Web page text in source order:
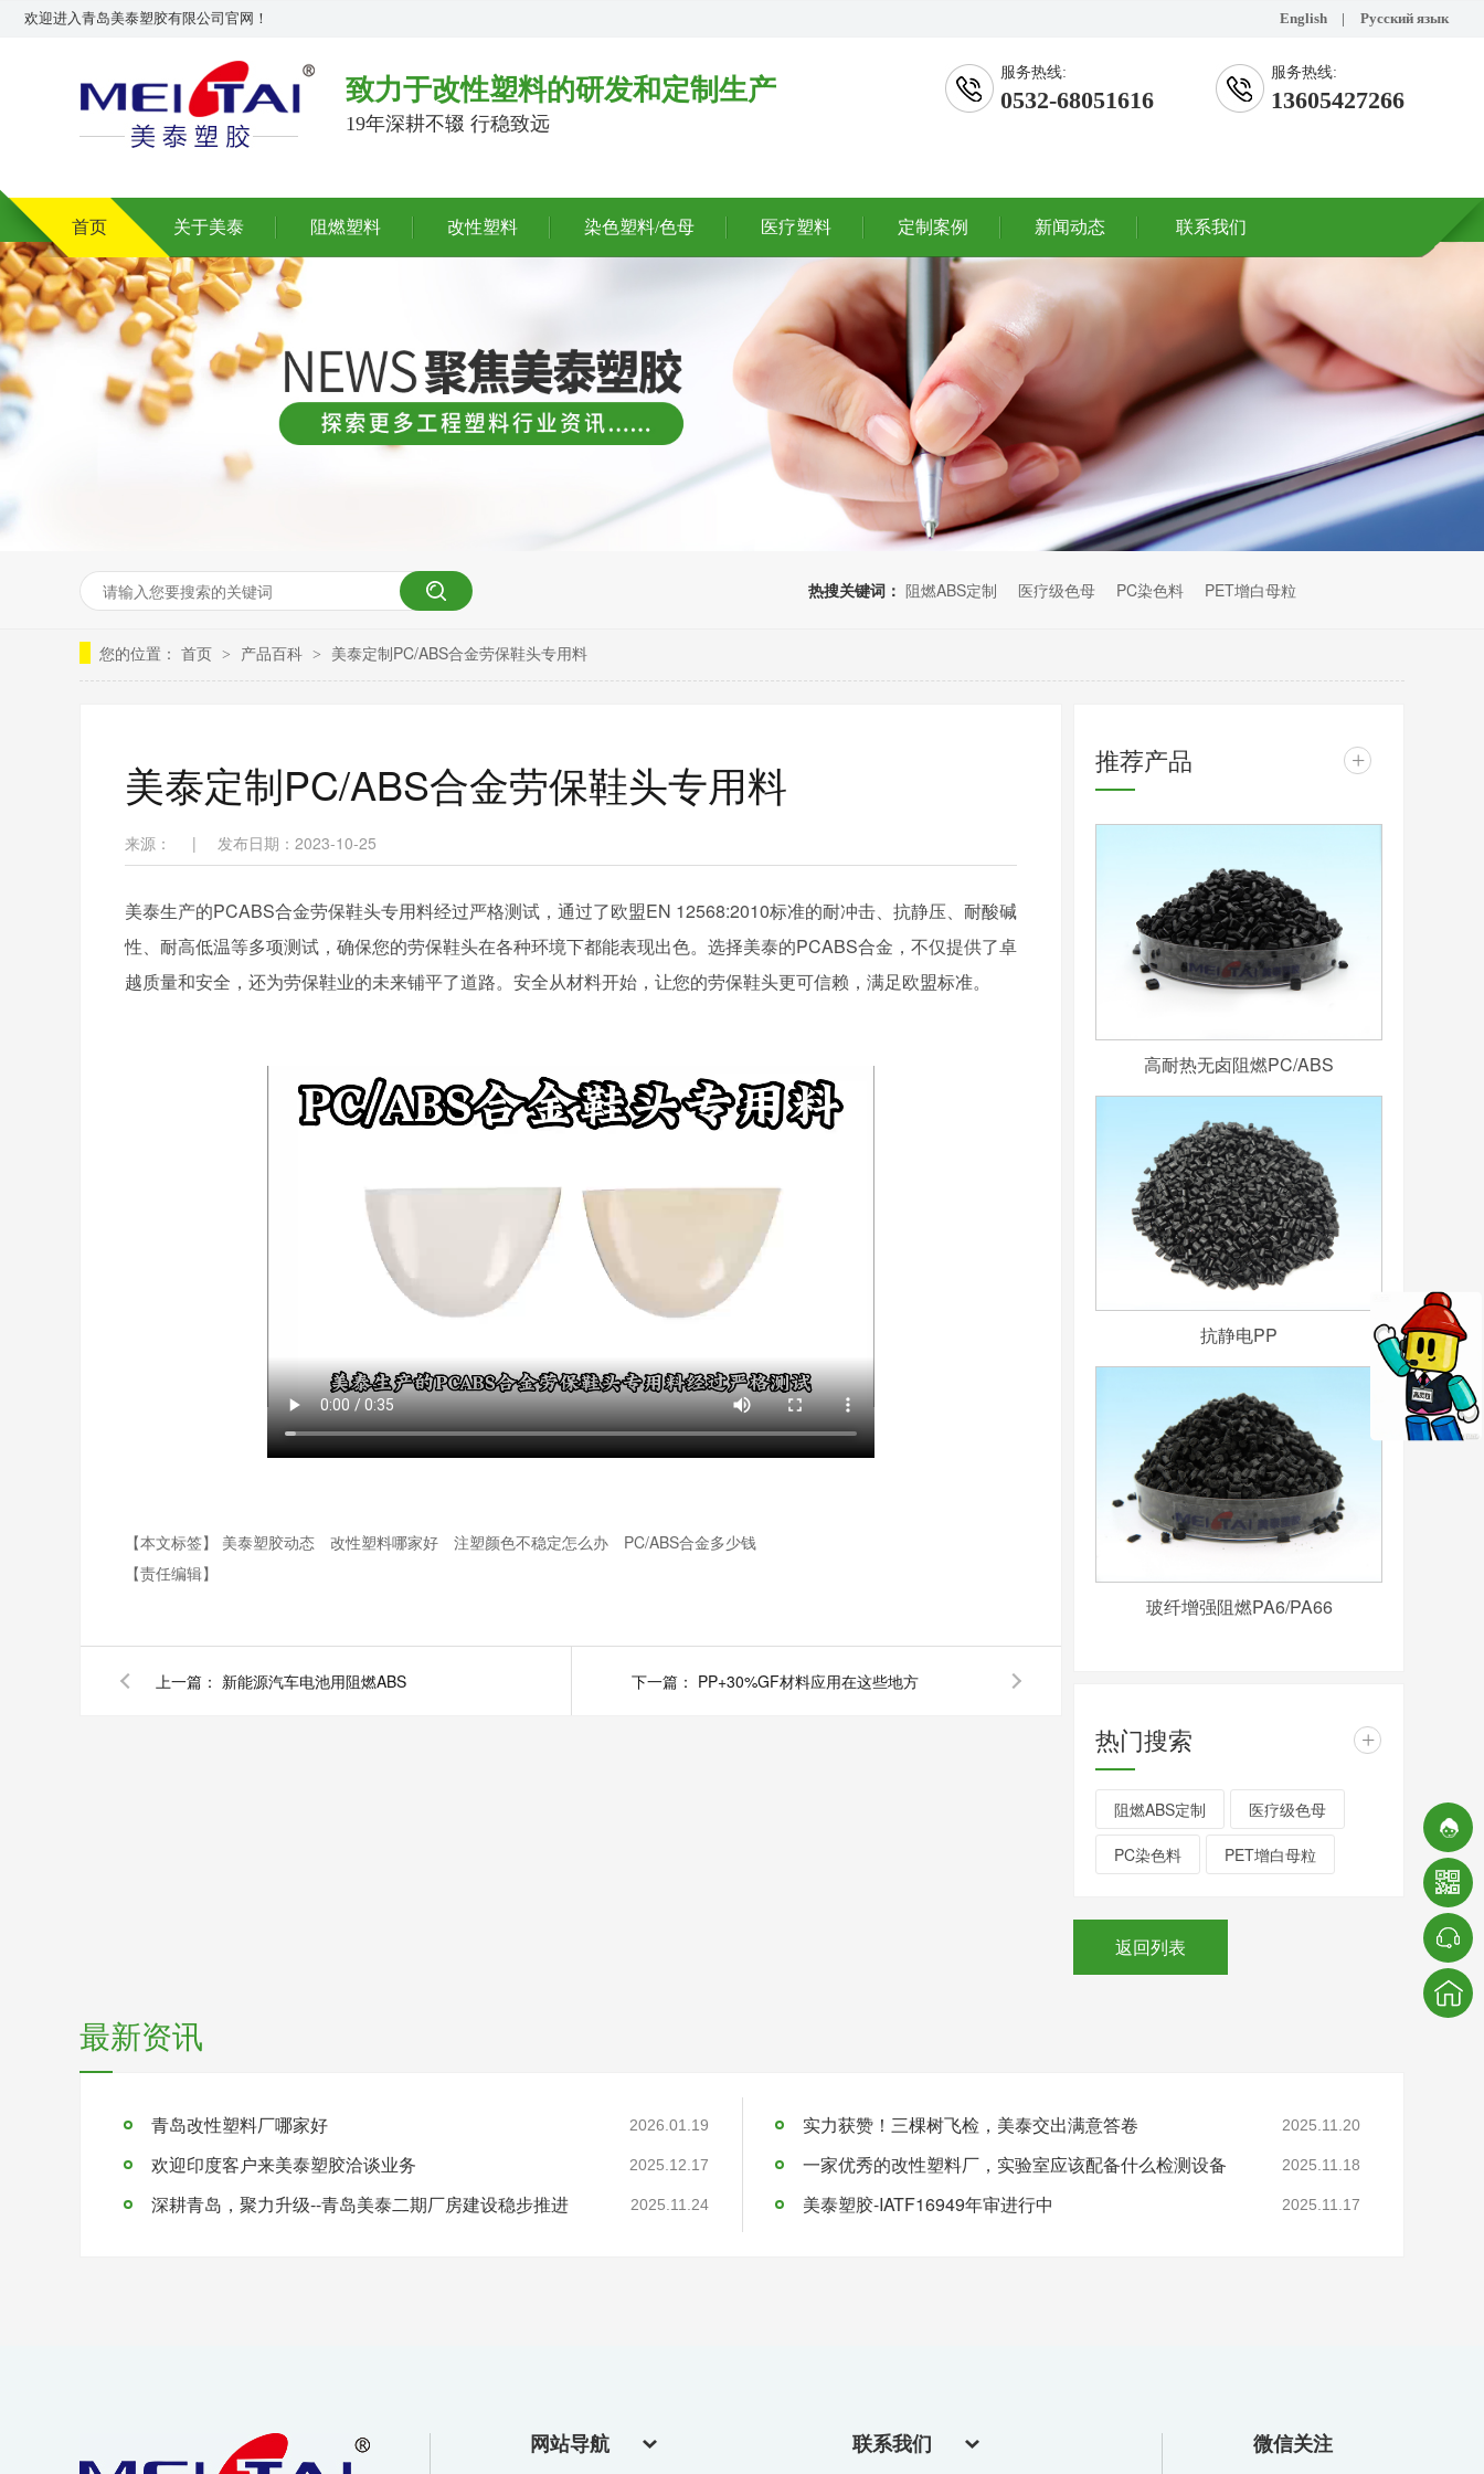
欢迎进入青岛美泰塑胶有限公司官网！ English | Русский язык
致力于改性塑料的研发和定制生产
19年深耕不辍 行稳致远
服务热线:
0532-68051616
服务热线:
13605427266
首页 关于美泰 阻燃塑料 改性塑料 染色塑料/色母 医疗塑料 定制案例 新闻动态 联系我们
热搜关键词： 阻燃ABS定制 医疗级色母 PC染色料 PET增白母粒
您的位置： 首页 > 产品百科 > 美泰定制PC/ABS合金劳保鞋头专用料
美泰定制PC/ABS合金劳保鞋头专用料
来源： | 发布日期：2023-10-25
美泰生产的PCABS合金劳保鞋头专用料经过严格测试，通过了欧盟EN 12568:2010标准的耐冲击、抗静压、耐酸碱
性、耐高低温等多项测试，确保您的劳保鞋头在各种环境下都能表现出色。选择美泰的PCABS合金，不仅提供了卓
越质量和安全，还为劳保鞋业的未来铺平了道路。安全从材料开始，让您的劳保鞋头更可信赖，满足欧盟标准。
【本文标签】 美泰塑胶动态 改性塑料哪家好 注塑颜色不稳定怎么办
PC/ABS合金多少钱
【责任编辑】
上一篇： 新能源汽车电池用阻燃ABS 下一篇： PP+30%GF材料应用在这些地方
推荐产品 +
高耐热无卤阻燃PC/ABS
抗静电PP
玻纤增强阻燃PA6/PA66
热门搜索 +
阻燃ABS定制 医疗级色母
PC染色料 PET增白母粒
返回列表
最新资讯
青岛改性塑料厂哪家好 2026.01.19
欢迎印度客户来美泰塑胶洽谈业务 2025.12.17
深耕青岛，聚力升级--青岛美泰二期厂房建设稳步推进 2025.11.24
实力获赞！三棵树飞检，美泰交出满意答卷 2025.11.20
一家优秀的改性塑料厂，实验室应该配备什么检测设备 2025.11.18
美泰塑胶-IATF16949年审进行中 2025.11.17
网站导航 联系我们 微信关注